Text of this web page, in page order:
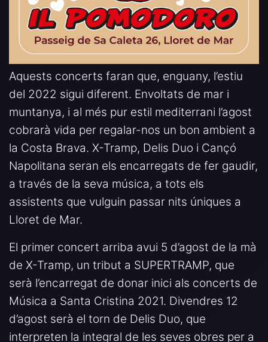
Aquests concerts faran que, enguany, l’estiu
del 2022 sigui diferent. Envoltats de mar i
muntanya, i al més pur estil mediterrani l’agost
cobrarà vida per regalar-nos un bon ambient a
la Costa Brava. X-Tramp, Delis Duo i Cançó
Napolitana seran els encarregats de fer gaudir,
a través de la seva música, a tots els
assistents que vulguin passar nits úniques a
Lloret de Mar.
El primer concert arriba avui 5 d’agost de la mà
de X-Tramp, un tribut a SUPERTRAMP, que
serà l’encarregat de donar inici als concerts de
Música a Santa Cristina 2021. Divendres 12
d’agost serà el torn de Delis Duo, que
interpreten la integral de les seves obres per a